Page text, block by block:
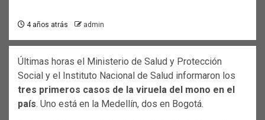
4 años atrás admin
Últimas horas el Ministerio de Salud y Protección
Social y el Instituto Nacional de Salud informaron los
tres primeros casos de la viruela del mono en el
país. Uno está en la Medellín, dos en Bogotá.